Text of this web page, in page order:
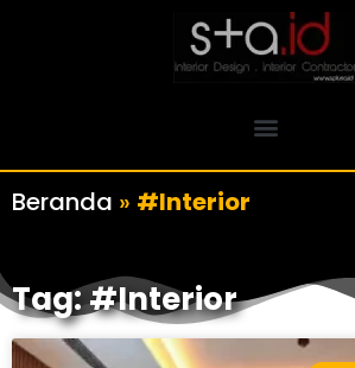
Beranda » #Interior
Tag: #Interior